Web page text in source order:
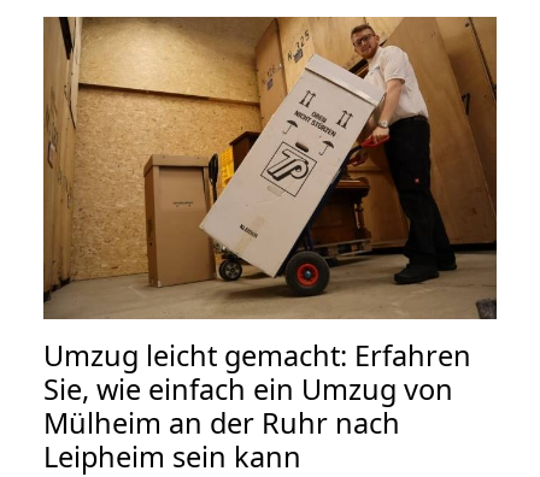
Umzug leicht gemacht: Erfahren
Sie, wie einfach ein Umzug von
Mülheim an der Ruhr nach
Leipheim sein kann